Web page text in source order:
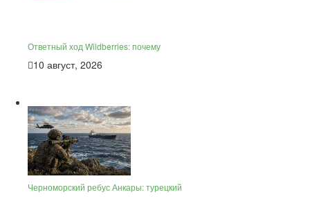
Ответный ход Wildberries: почему
10 август, 2026
Черноморский ребус Анкары: турецкий